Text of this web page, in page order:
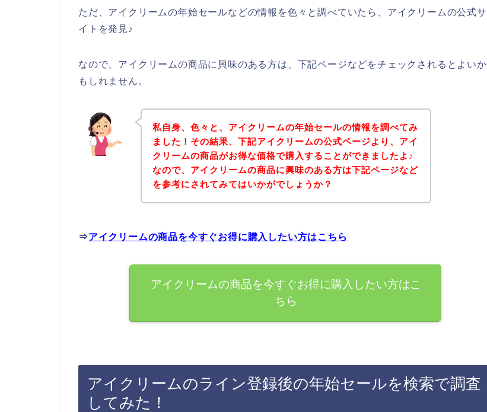
ただ、アイクリームの年始セールなどの情報を色々と調べていたら、アイクリームの公式サ
イトを発見♪
なので、アイクリームの商品に興味のある方は、下記ページなどをチェックされるとよいか
もしれません。
私自身、色々と、アイクリームの年始セールの情報を調べてみ
ました！その結果、下記アイクリームの公式ページより、アイ
クリームの商品がお得な価格で購入することができましたよ♪
なので、アイクリームの商品に興味のある方は下記ページなど
を参考にされてみてはいかがでしょうか？
⇒アイクリームの商品を今すぐお得に購入したい方はこちら
アイクリームの商品を今すぐお得に購入したい方はこ
ちら
アイクリームのライン登録後の年始セールを検索で調査
してみた！